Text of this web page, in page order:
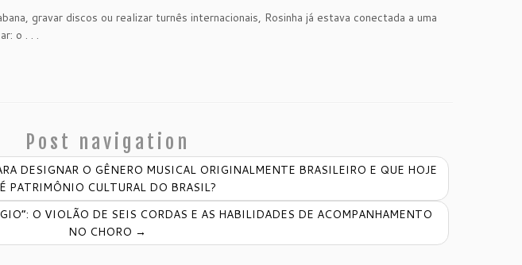
gravar discos ou realizar turnês internacionais, Rosinha já estava conectada a uma
o . . .
Post navigation
DESIGNAR O GÊNERO MUSICAL ORIGINALMENTE BRASILEIRO E QUE HOJE
É PATRIMÔNIO CULTURAL DO BRASIL?
O VIOLÃO DE SEIS CORDAS E AS HABILIDADES DE ACOMPANHAMENTO
NO CHORO →